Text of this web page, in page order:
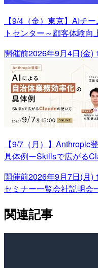
【9/4（金）東京】AIチ
トセンター～顧客体験
開催前2026年9月4日(金)
【9/7（月）】Anthropic
具体例ーSkillsで広がる
開催前2026年9月7日(月)
セミナー一覧会社説明会
関連記事